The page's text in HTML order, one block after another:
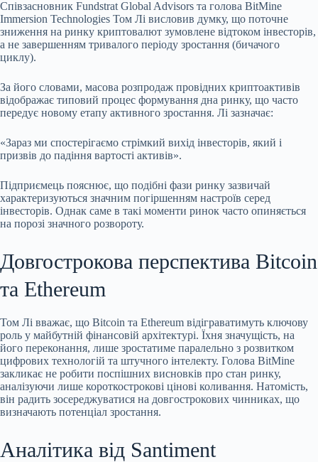
Співзасновник Fundstrat Global Advisors та голова BitMine
Immersion Technologies Том Лі висловив думку, що поточне
зниження на ринку криптовалют зумовлене відтоком інвесторів,
а не завершенням тривалого періоду зростання (бичачого
циклу).
За його словами, масова розпродаж провідних криптоактивів
відображає типовий процес формування дна ринку, що часто
передує новому етапу активного зростання. Лі зазначає:
«Зараз ми спостерігаємо стрімкий вихід інвесторів, який і
призвів до падіння вартості активів».
Підприємець пояснює, що подібні фази ринку зазвичай
характеризуються значним погіршенням настроїв серед
інвесторів. Однак саме в такі моменти ринок часто опиняється
на порозі значного розвороту.
Довгострокова перспектива Bitcoin
та Ethereum
Том Лі вважає, що Bitcoin та Ethereum відіграватимуть ключову
роль у майбутній фінансовій архітектурі. Їхня значущість, на
його переконання, лише зростатиме паралельно з розвитком
цифрових технологій та штучного інтелекту. Голова BitMine
закликає не робити поспішних висновків про стан ринку,
аналізуючи лише короткострокові цінові коливання. Натомість,
він радить зосереджуватися на довгострокових чинниках, що
визначають потенціал зростання.
Аналітика від Santiment